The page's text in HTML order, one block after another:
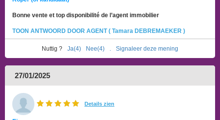
Bonne vente et top disponibilité de l’agent immobilier
TOON ANTWOORD DOOR AGENT ( Tamara DEBREMAEKER )
Nuttig ? Ja(4) Nee(4) Signaleer deze mening
27/01/2025
Details zien